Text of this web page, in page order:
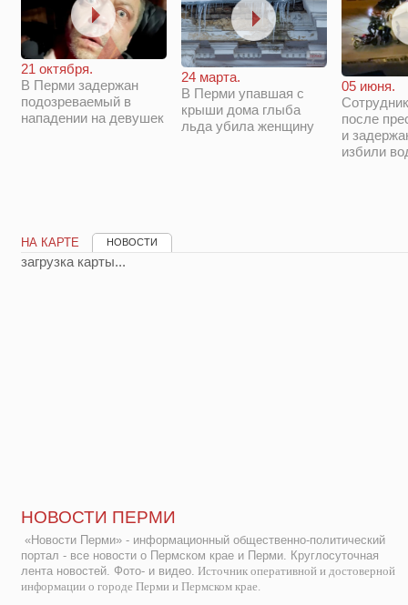
21 октября.
В Перми задержан
подозреваемый в
нападении на девушек
24 марта.
В Перми упавшая с
крыши дома глыба
льда убила женщину
05 июня.
после
и
избили
НА КАРТЕ НОВОСТИ
загрузка карты...
НОВОСТИ ПЕРМИ
«Новости Перми» - информационный общественно-политический
портал - все новости о Пермском крае и Перми. Круглосуточная
лента новостей. Фото- и видео. Источник оперативной и достоверной
информации о городе Перми и Пермском крае.